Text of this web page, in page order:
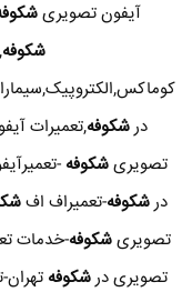
آیفون تصویری
شکوفه
درشکوفه,تعمیرات
تصویریشکوفه -
درشکوفه-تعمیراف اف
تصویریشکوفه-خدمات
تصویری درشکوفه